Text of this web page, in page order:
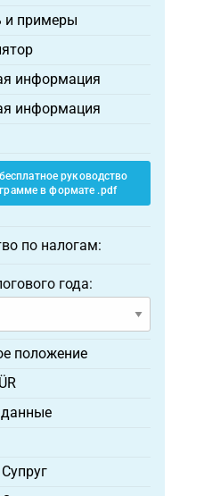
примеры
информация
информация
руководство
в формате .pdf
по налогам:
года:
положение